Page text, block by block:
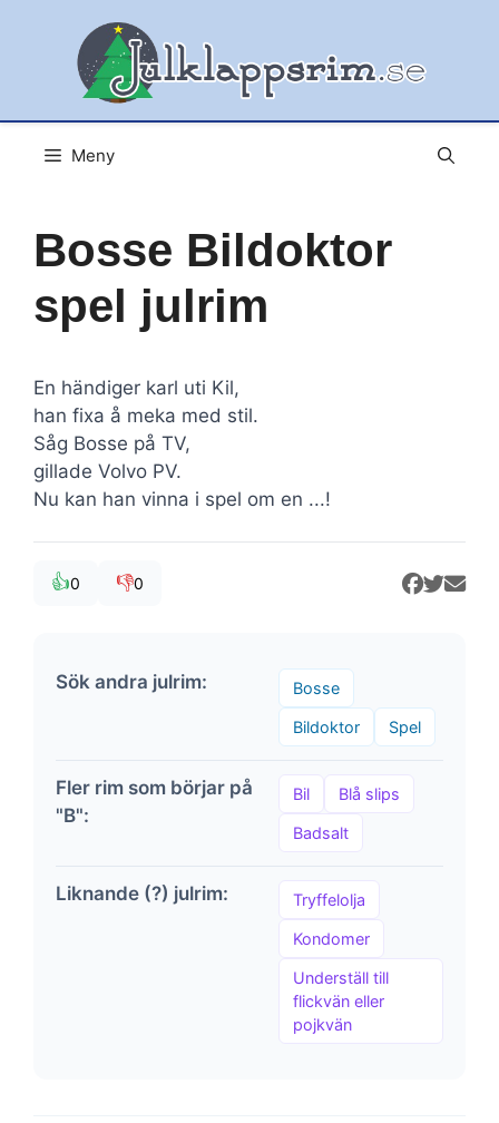
Meny
Bosse Bildoktor
spel julrim
En händiger karl uti Kil,
han fixa å meka med stil.
Såg Bosse på TV,
gillade Volvo PV.
Nu kan han vinna i spel om en ...!
👍0 👎0
Sök andra julrim: Bosse
Bildoktor Spel
Fler rim som börjar på
"B":
Bil Blå slips
Badsalt
Liknande (?) julrim: Tryffelolja
Kondomer
Underställ till
flickvän eller
pojkvän